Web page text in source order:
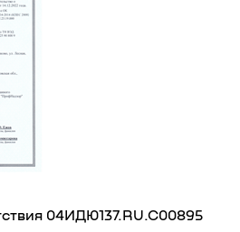
04ИДЮ137.RU.C00895